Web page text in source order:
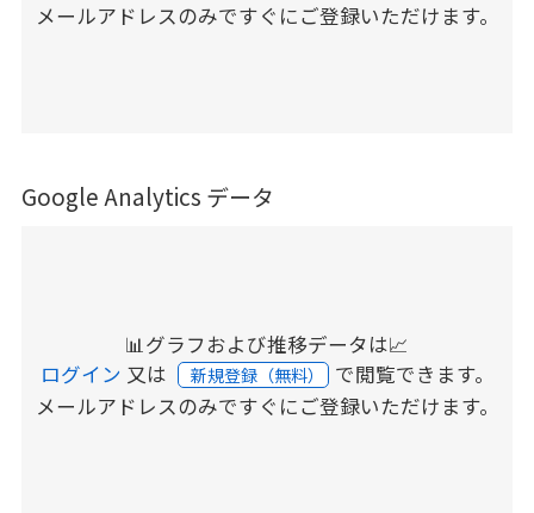
メールアドレスのみですぐにご登録いただけます。
Google Analytics データ
📊グラフおよび推移データは📈
ログイン 又は 新規登録（無料） で閲覧できます。
メールアドレスのみですぐにご登録いただけます。